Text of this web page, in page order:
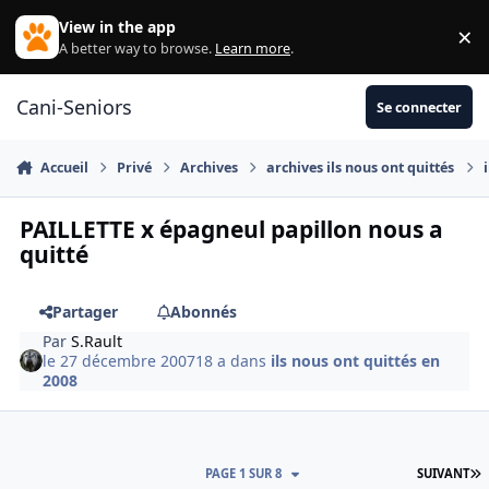
Aller au contenu
View in the app
A better way to browse. Learn more. ×
Cani-Seniors Se connecter
Accueil Privé Archives archives ils nous ont quittés
PAILLETTE x épagneul papillon nous a
quitté
Partager
Abonnés
ParS.Rault
le 27 décembre 200718 a dans ils nous ont quittés en
2008
SUIVANT
PAGE 1 SUR 8